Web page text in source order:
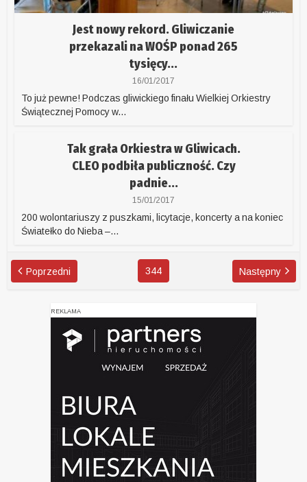
Jest nowy rekord. Gliwiczanie
przekazali na WOŚP ponad 265
tysięcy...
16/01/2017
To już pewne! Podczas gliwickiego finału Wielkiej Orkiestry
Świątecznej Pomocy w...
Tak grała Orkiestra w Gliwicach.
CLEO podbiła publiczność. Czy
padnie...
15/01/2017
200 wolontariuszy z puszkami, licytacje, koncerty a na koniec
Światełko do Nieba –...
Poprzedni 344 Następny
REKLAMA